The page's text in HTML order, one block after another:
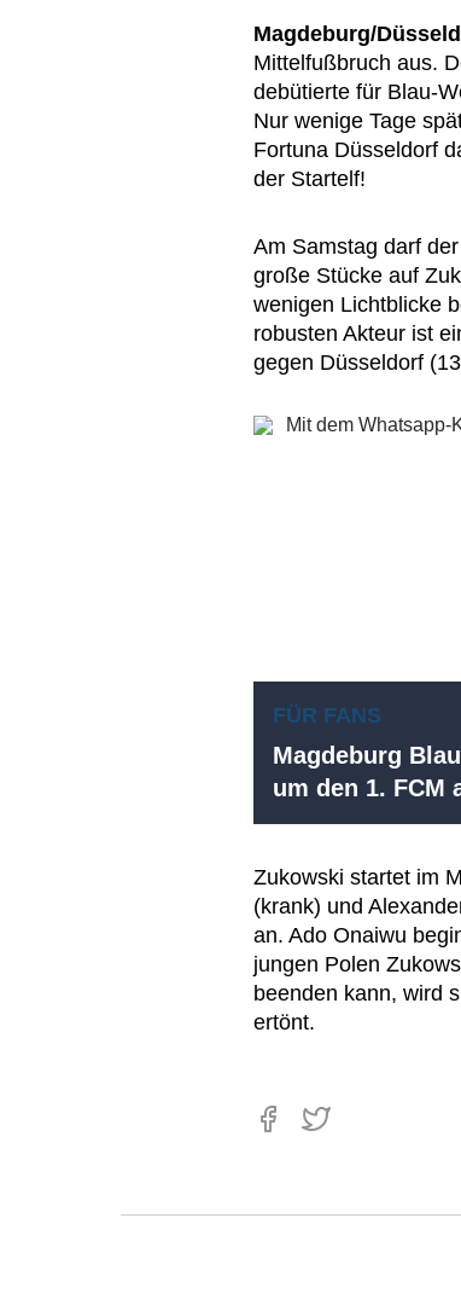
Magdeburg/
Mittelfußbruch aus.
debütierte für Blau-
Nur wenige Tage
Fortuna Düsseldorf
der Startelf!
Am Samstag darf
große Stücke auf
wenigen Lichtblicke
robusten Akteur ist
gegen Düsseldorf
FÜR FANS
Magdeburg
um den 1. FCM
Zukowski startet im
(krank) und
an. Ado Onaiwu
jungen Polen
beenden kann, wird
ertönt.